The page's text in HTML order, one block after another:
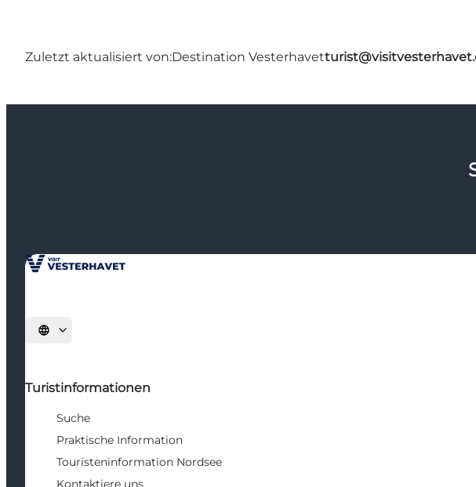
Zuletzt aktualisiert von:Destination Vesterhavet
Sprache auswählen
Turistinformationen
Suche
Praktische Information
Touristeninformation Nordsee
Kontaktiere uns